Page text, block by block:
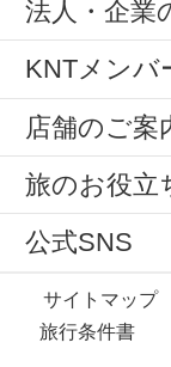
法人・企業
KNTメンバ
店舗のご案
旅のお役立
公式SNS
サイトマップ
旅行条件書